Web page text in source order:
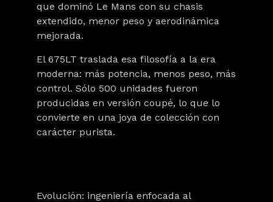
que dominó Le Mans con su chasis
extendido, menor peso y aerodinámica
mejorada.
El 675LT traslada esa filosofía a la era
moderna: más potencia, menos peso, más
control. Sólo 500 unidades fueron
producidas en versión coupé, lo que lo
convierte en una joya de colección con
carácter purista.
Evolución: ingeniería enfocada al